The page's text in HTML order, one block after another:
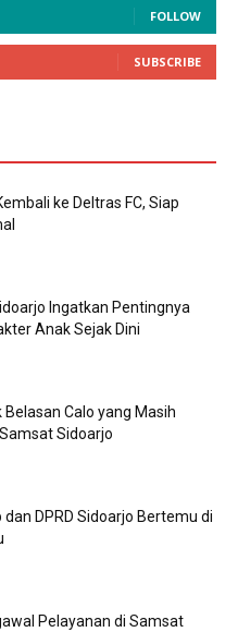
FOLLOW
SUBSCRIBE
ke Deltras FC, Siap
Ingatkan Pentingnya
Anak Sejak Dini
Belasan Calo yang Masih
Sidoarjo
dan DPRD Sidoarjo Bertemu di
Pelayanan di Samsat